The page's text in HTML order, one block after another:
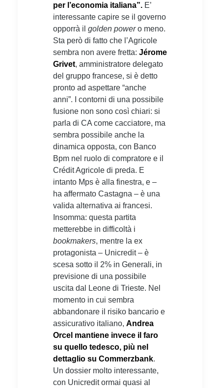
per l’economia italiana”. E’
interessante capire se il governo
opporrà il golden powero meno.
Sta però di fatto che l’Agricole
sembra non avere fretta: Jérome
Grivet, amministratore delegato
del gruppo francese, si è detto
pronto ad aspettare “anche
anni”. I contorni di una possibile
fusione non sono così chiari: si
parla di CA come cacciatore, ma
sembra possibile anche la
dinamica opposta, con Banco
Bpm nel ruolo di compratore e il
Crédit Agricole di preda. E
intanto Mps è alla finestra, e –
ha affermato Castagna – è una
valida alternativa ai francesi.
Insomma: questa partita
metterebbe in difficoltà i
bookmakers, mentre la ex
protagonista – Unicredit – è
scesa sotto il 2% in Generali, in
previsione di una possibile
uscita dal Leone di Trieste. Nel
momento in cui sembra
abbandonare il risiko bancario e
assicurativo italiano, Andrea
Orcel mantiene invece il faro
su quello tedesco, più nel
dettaglio su Commerzbank.
Un dossier molto interessante,
con Unicredit ormai quasi al